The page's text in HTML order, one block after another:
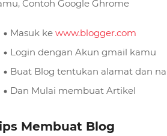
Contoh Google Ghrome
Masuk ke www.blogger.com
Login dengan Akun gmail kamu
Buat Blog tentukan alamat dan
Dan Mulai membuat Artikel
Membuat Blog